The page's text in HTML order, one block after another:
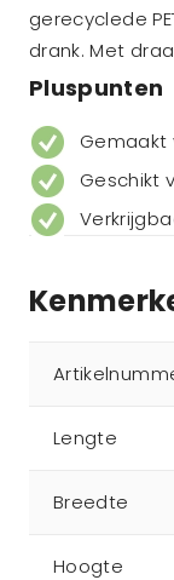
gerecyclede
drank. Met
Pluspunten
Gemaakt
Geschikt
Lengte
Breedte
Hoogte